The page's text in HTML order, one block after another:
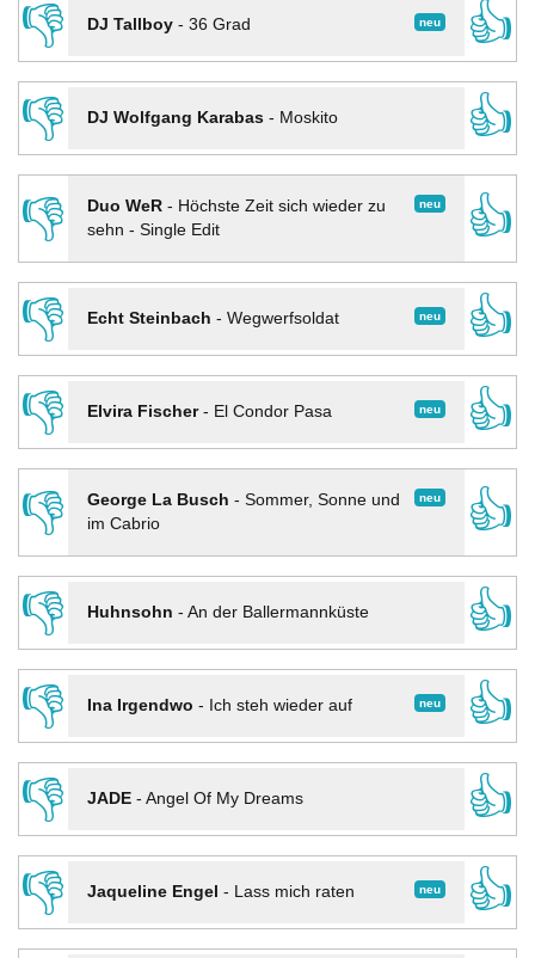
👎 neu
DJ Tallboy- 36 Grad
👍
👎
DJ Wolfgang Karabas- Moskito
👍
👎
neu
Duo WeR- Höchste Zeit sich wieder zu
sehn - Single Edit
👍
👎
neu
Echt Steinbach - Wegwerfsoldat
👍
👎
neu
Elvira Fischer- El Condor Pasa
👍
👎
neu
George La Busch - Sommer, Sonne und
im Cabrio
👍
👎
Huhnsohn - An der Ballermannküste
👍
👎
neu
Ina Irgendwo - Ich steh wieder auf
👍
👎
JADE- Angel Of My Dreams
👍
👎
neu
Jaqueline Engel - Lass mich raten
👍